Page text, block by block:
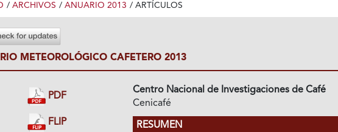
/ ARCHIVOS / ANUARIO 2013 / ARTÍCULOS
METEOROLÓGICO CAFETERO 2013
PDF
FLIP
Centro Nacional de Investigaciones de Café
Cenicafé
RESUMEN